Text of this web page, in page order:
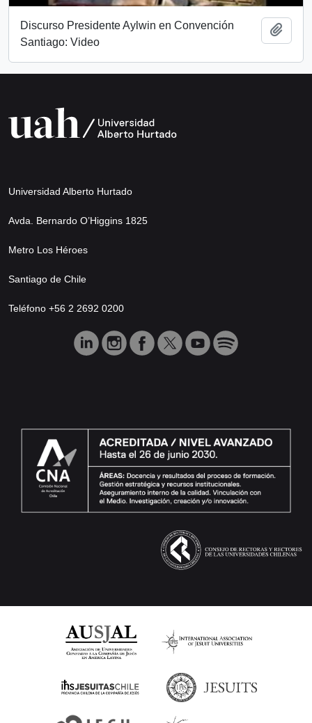
Discurso Presidente Aylwin en Convención
Santiago: Video
Universidad Alberto Hurtado
Avda. Bernardo O’Higgins 1825
Metro Los Héroes
Santiago de Chile
Teléfono +56 2 2692 0200